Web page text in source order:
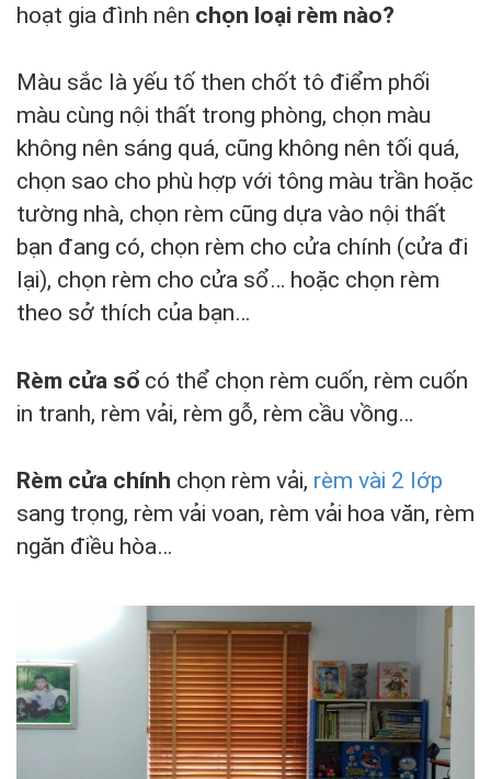
hoạt gia đình nên chọn loại rèm nào?
Màu sắc là yếu tố then chốt tô điểm phối
màu cùng nội thất trong phòng, chọn màu
không nên sáng quá, cũng không nên tối quá,
chọn sao cho phù hợp với tông màu trần hoặc
tường nhà, chọn rèm cũng dựa vào nội thất
bạn đang có, chọn rèm cho cửa chính (cửa đi
lại), chọn rèm cho cửa sổ… hoặc chọn rèm
theo sở thích của bạn…
Rèm cửa sổ có thể chọn rèm cuốn, rèm cuốn
in tranh, rèm vải, rèm gỗ, rèm cầu vồng…
Rèm cửa chính chọn rèm vải, rèm vài 2 lớp
sang trọng, rèm vải voan, rèm vải hoa văn, rèm
ngăn điều hòa…